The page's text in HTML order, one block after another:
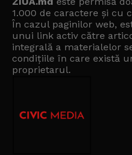
1.000 de caractere și cu
În cazul paginilor web,
unui link activ către
integrală a materialelor
condițiile în care există
proprietarul.